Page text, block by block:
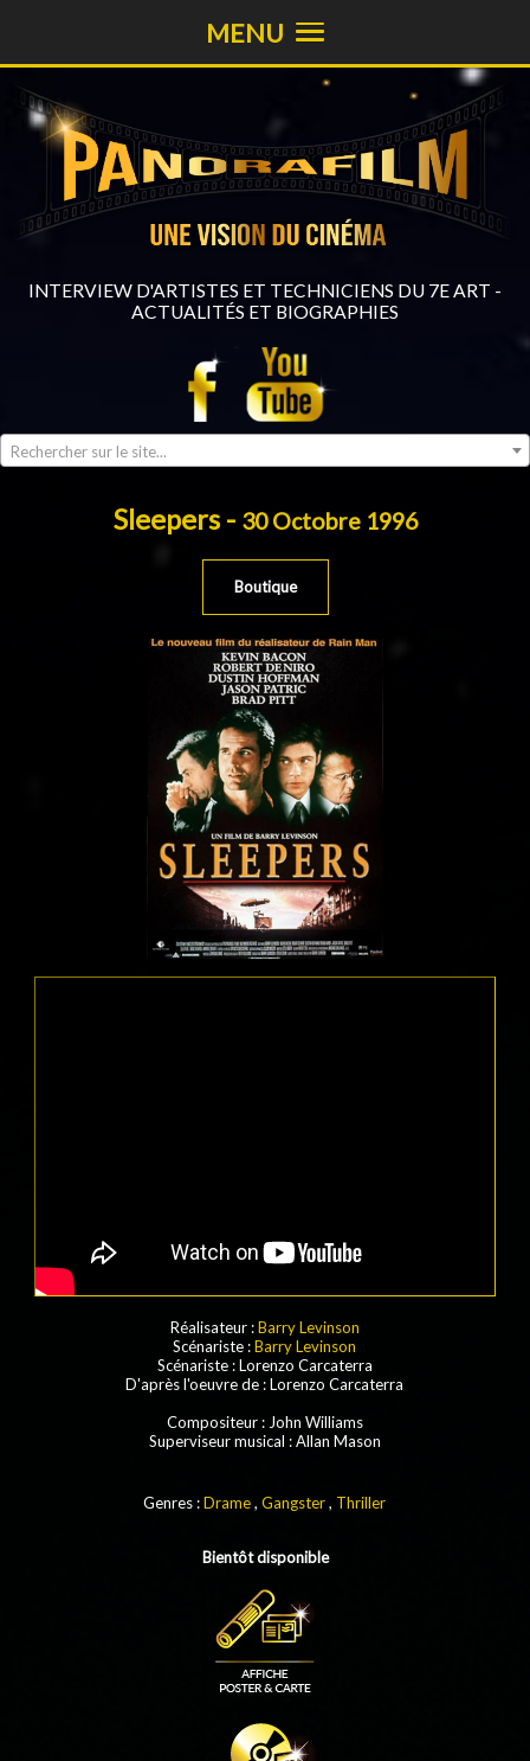
INTERVIEW D'ARTISTES ET TECHNICIENS DU 7E ART -
ACTUALITÉS ET BIOGRAPHIES
Rechercher sur le site...
MENU
Sleepers - 30 Octobre 1996
Boutique
Réalisateur :Barry Levinson
Scénariste :Barry Levinson
Scénariste : Lorenzo Carcaterra
D'après l'oeuvre de : Lorenzo Carcaterra
Compositeur : John Williams
Superviseur musical : Allan Mason
Genres :Drame,Gangster, Thriller
Bientôt disponible